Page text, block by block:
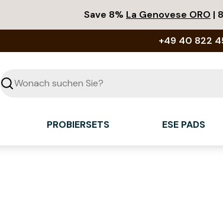
Save 8% La Genovese ORO |
+49 40 822
Suchen
PROBIERSETS ESE PADS